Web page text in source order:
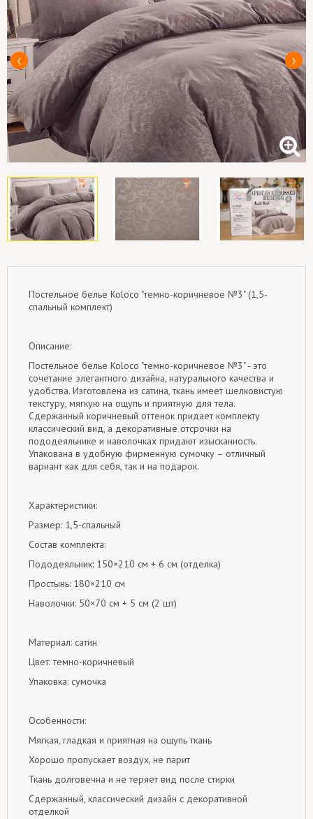
Постельное белье Koloco "темно-коричневое №3" (1,5-
спальный комплект)
Описание:
Постельное белье Koloco "темно-коричневое №3" - это
сочетание элегантного дизайна, натурального качества и
удобства. Изготовлена ​​из сатина, ткань имеет шелковистую
текстуру, мягкую на ощупь и приятную для тела.
Сдержанный коричневый оттенок придает комплекту
классический вид, а декоративные отсрочки на
пододеяльнике и наволочках придают изысканность.
Упакована в удобную фирменную сумочку – отличный
вариант как для себя, так и на подарок.
Характеристики:
Размер: 1,5-спальный
Состав комплекта:
Пододеяльник: 150×210 см + 6 см (отделка)
Простынь: 180×210 см
Наволочки: 50×70 см + 5 см (2 шт)
Материал: сатин
Цвет: темно-коричневый
Упаковка: сумочка
Особенности:
Мягкая, гладкая и приятная на ощупь ткань
Хорошо пропускает воздух, не парит
Ткань долговечна и не теряет вид после стирки
Сдержанный, классический дизайн с декоративной
отделкой